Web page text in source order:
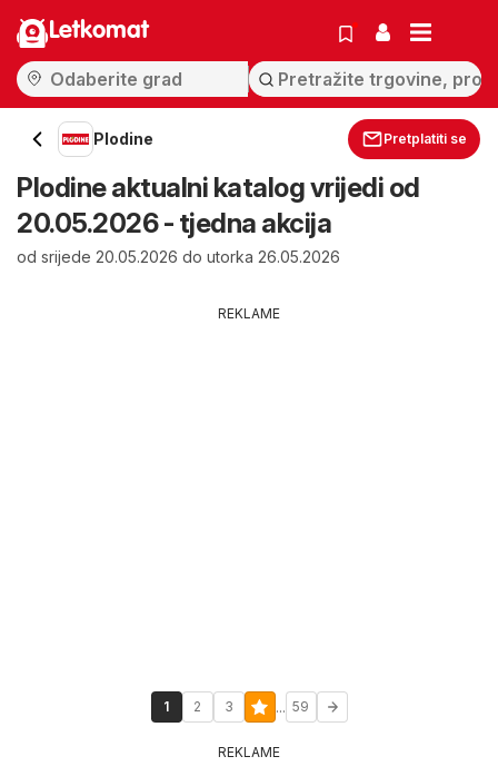
Letkomat
Plodine Pretplatiti se
Plodine aktualni katalog vrijedi od
20.05.2026 - tjedna akcija
od srijede 20.05.2026 do utorka 26.05.2026
REKLAME
1 2 3 ... 59
REKLAME